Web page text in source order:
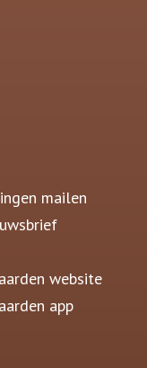
mailen
website
app